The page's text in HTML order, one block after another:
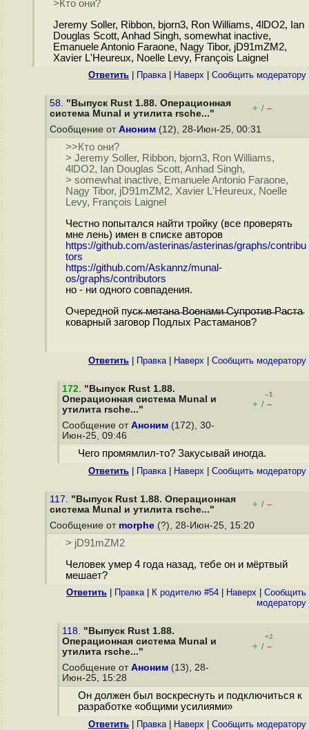
>Кто они?
Jeremy Soller, Ribbon, bjorn3, Ron Williams, 4lDO2, Ian
Douglas Scott, Anhad Singh, somewhat inactive,
Emanuele Antonio Faraone, Nagy Tibor, jD91mZM2,
Xavier L'Heureux, Noelle Levy, François Laignel
Ответить Правка| Наверх Cообщить модератору
58. "Выпуск Rust 1.88. Операционная
система Munal и утилита rsche..."
+ / –
Сообщение от Аноним (12), 28-Июн-25, 00:31
>>Кто они?
> Jeremy Soller, Ribbon, bjorn3, Ron Williams,
4lDO2, Ian Douglas Scott, Anhad Singh,
> somewhat inactive, Emanuele Antonio Faraone,
Nagy Tibor, jD91mZM2, Xavier L'Heureux, Noelle
Levy, François Laignel
Честно попытался найти тройку (все проверять
мне лень) имен в списке авторов
https://github.com/asterinas/asterinas/graphs/contribu
tors
https://github.com/Askannz/munal-
os/graphs/contributors
но - ни одного совпадения.
Очередной пу̵с̵к̵ ̵м̵е̵т̵а̵н̵а̵ ̵В̵о̵е̵н̵а̵м̵и̵ ̵С̵у̵п̵р̵о̵т̵и̵в̵ ̵Р̵а̵с̵т̵а̵
коварный заговор Подлых Растаманов?
Ответить Правка| Наверх Cообщить модератору
172. "Выпуск Rust 1.88.
Операционная система Munal и
утилита rsche..."
–1
+ / –
Сообщение от Аноним (172), 30-
Июн-25, 09:46
Чего промямлил-то? Закусывай иногда.
Ответить Правка| Наверх Cообщить модератору
117. "Выпуск Rust 1.88. Операционная
система Munal и утилита rsche..."
+ / –
Сообщение от morphe (?), 28-Июн-25, 15:20
> jD91mZM2
Человек умер 4 года назад, тебе он и мёртвый
мешает?
Ответить Правка| К родителю #54 Наверх
Cообщить
модератору
118. "Выпуск Rust 1.88.
Операционная система Munal и
утилита rsche..."
+2
+ / –
Сообщение от Аноним (13), 28-
Июн-25, 15:28
Он должен был воскреснуть и подключиться к
разработке «общими усилиями»
Ответить Правка| Наверх Cообщить модератору